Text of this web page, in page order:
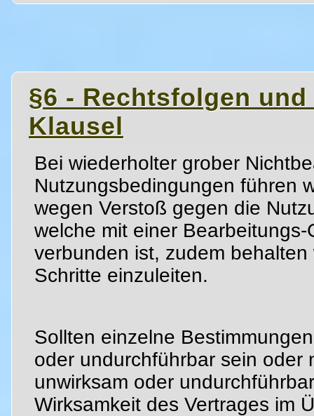
§6 - Rechtsfolgen
Klausel
Bei wiederholter grober
Nutzungsbedingungen führen
wegen Verstoß gegen die
welche mit einer
verbunden ist, zudem
Schritte einzuleiten.
Sollten einzelne
oder undurchführbar sein oder
unwirksam oder
Wirksamkeit des Vertrages im